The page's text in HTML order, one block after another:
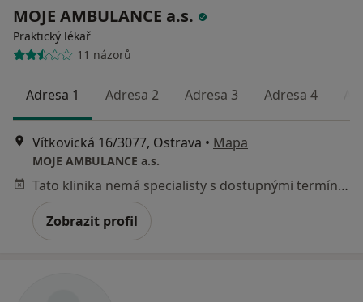
MOJE AMBULANCE a.s.
Praktický lékař
11 názorů
Adresa 1 Adresa 2 Adresa 3 Adresa 4
Vítkovická 16/3077, Ostrava • Mapa
MOJE AMBULANCE a.s.
Tato klinika nemá specialisty s dostupnými termíny v online kalendáři
Zobrazit profil